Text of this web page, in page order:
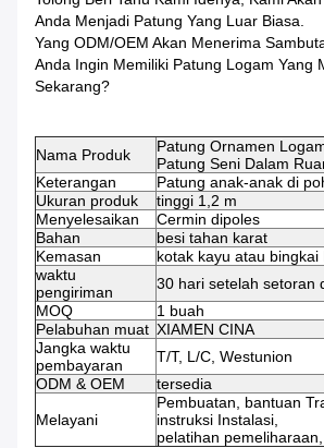
Anda Menjadi Patung Yang Luar Biasa.
Yang ODM/OEM Akan Menerima
Anda Ingin Memiliki Patung Logam Yang
Sekarang?
Nama Produk
Patung Ornamen
Patung Seni Dalam
Keterangan
Patung anak-anak di
Ukuran produk
tinggi 1,2 m
Menyelesaikan
Cermin dipoles
Bahan
besi tahan karat
Kemasan
kotak kayu atau bingkai
waktu
pengiriman
30 hari setelah setoran
MOQ
1 buah
Pelabuhan muat XIAMEN CINA
Jangka waktu
pembayaran
T/T, L/C, Westunion
ODM & OEM
tersedia
Melayani
Pembuatan, bantuan
instruksi Instalasi,
pelatihan